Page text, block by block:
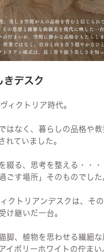
きデスク
ィクトリア時代。
はなく、暮らしの品格や
れていました。
綴る、思考を整える・・・
ごす場所」そのものでした
クトリアンデスクは、そ
け継いだ一台。
脚、植物を思わせる繊細な
イボリーホワイトの佇まい